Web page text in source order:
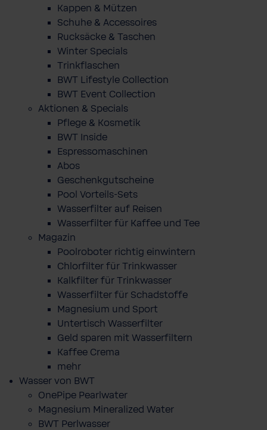
Kappen & Mützen
Schuhe & Accessoires
Rucksäcke & Taschen
Winter Specials
Trinkflaschen
BWT Lifestyle Collection
BWT Event Collection
Aktionen & Specials
Pflege & Kosmetik
BWT Inside
Espressomaschinen
Abos
Geschenkgutscheine
Pool Vorteils-Sets
Wasserfilter auf Reisen
Wasserfilter für Kaffee und Tee
Magazin
Poolroboter richtig einwintern
Chlorfilter für Trinkwasser
Kalkfilter für Trinkwasser
Wasserfilter für Schadstoffe
Magnesium und Sport
Untertisch Wasserfilter
Geld sparen mit Wasserfiltern
Kaffee Crema
mehr
Wasser von BWT
OnePipe Pearlwater
Magnesium Mineralized Water
BWT Perlwasser